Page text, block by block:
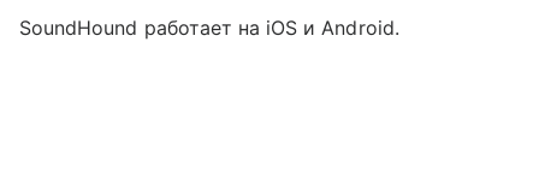
SoundHound работает на iOS и Android.